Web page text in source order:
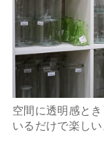
空間に透明感と
いるだけで楽しい